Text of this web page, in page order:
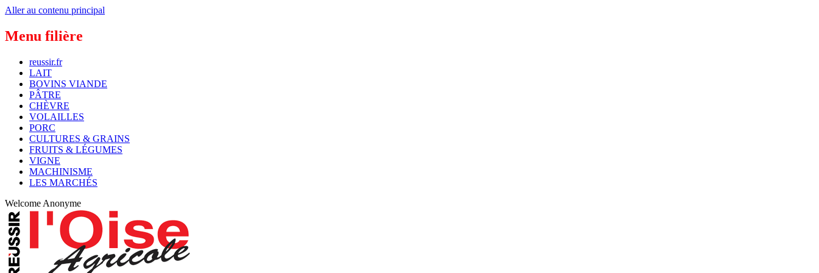
Aller au contenu principal
Menu filière
reussir.fr
LAIT
BOVINS VIANDE
PÂTRE
CHÈVRE
VOLAILLES
PORC
CULTURES & GRAINS
FRUITS & LÉGUMES
VIGNE
MACHINISME
LES MARCHÉS
Welcome Anonyme